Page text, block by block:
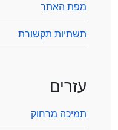
מפת האתר
תשתיות תקשורת
עזרים
תמיכה מרחוק